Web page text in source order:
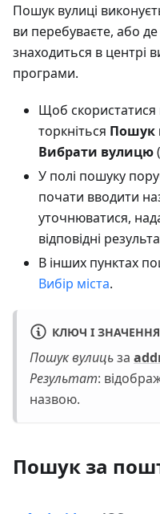
Пошук вулиці
ви перебуваєте, або
знаходиться в центрі
програми.
Щоб
торкніться Пошук
Вибрати вулицю(
У полі пошуку
почати вводити
уточнюватися,
відповідні
В інших пунктах
Вибір міста.
КЛЮЧ І ЗНАЧЕННЯ
Пошук вулицьза
Результат:
назвою.
Пошук за